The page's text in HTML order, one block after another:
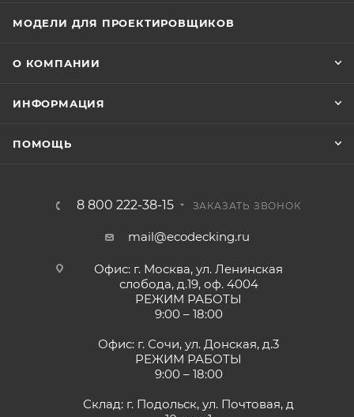
МОДЕЛИ ДЛЯ ПРОЕКТИРОВЩИКОВ
О КОМПАНИИ
ИНФОРМАЦИЯ
ПОМОЩЬ
8 800 222-38-15 ЗАКАЗАТЬ ЗВОНОК
mail@ecodecking.ru
Офис: г. Москва, ул. Ленинская
слобода, д.19, оф. 4004
РЕЖИМ РАБОТЫ
9:00 – 18:00
Офис: г. Сочи, ул. Донская, д.3
РЕЖИМ РАБОТЫ
9:00 – 18:00
Склад: г. Подольск, ул. Почтовая, д